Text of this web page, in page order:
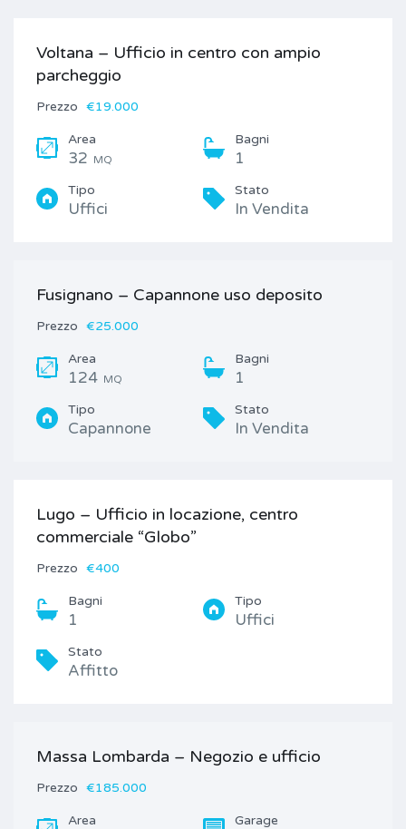
Voltana – Ufficio in centro con ampio
parcheggio
Prezzo €19.000
Area
32 MQ
Bagni
1
Tipo
Uffici
Stato
In Vendita
Fusignano – Capannone uso deposito
Prezzo €25.000
Area
124 MQ
Bagni
1
Tipo
Capannone
Stato
In Vendita
Lugo – Ufficio in locazione, centro
commerciale “Globo”
Prezzo €400
Bagni
1
Tipo
Uffici
Stato
Affitto
Massa Lombarda – Negozio e ufficio
Prezzo €185.000
Area Garage